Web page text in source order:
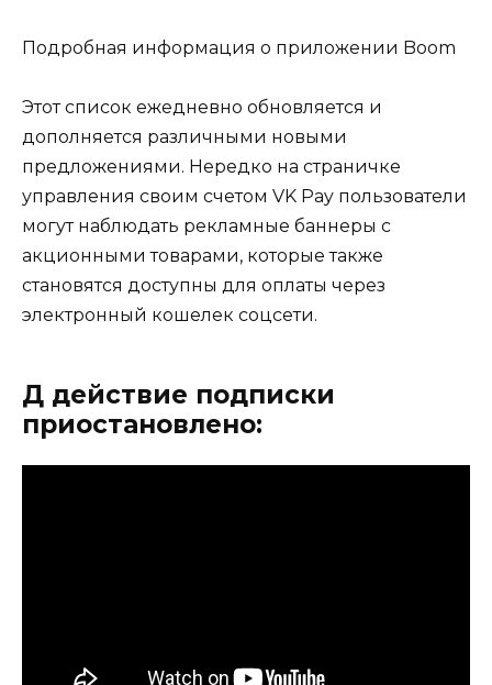
Подробная информация о приложении Boom
Этот список ежедневно обновляется и
дополняется различными новыми
предложениями. Нередко на страничке
управления своим счетом VK Pay пользователи
могут наблюдать рекламные баннеры с
акционными товарами, которые также
становятся доступны для оплаты через
электронный кошелек соцсети.
Д действие подписки
приостановлено: